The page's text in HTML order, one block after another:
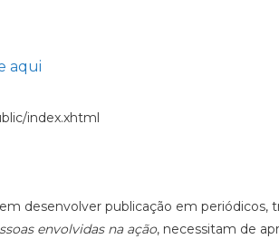
aqui
index.xhtml
desenvolver publicação em periódicos,
envolvidas na ação, necessitam de